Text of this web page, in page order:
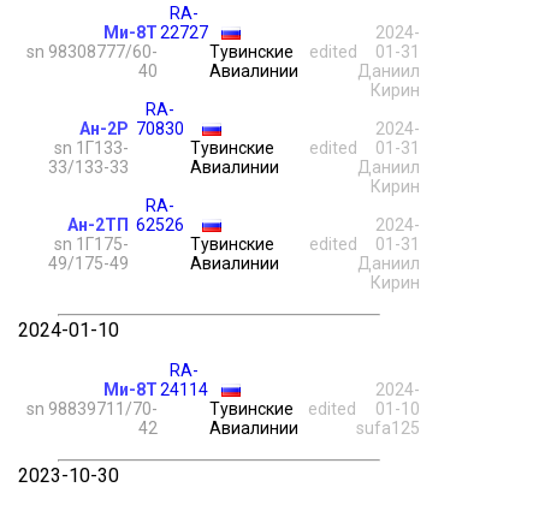
Ми-8Т
sn 98308777/60-
40
RA-
22727
Тувинские
Авиалинии
edited
2024-
01-31
Даниил
Кирин
Ан-2Р
sn 1Г133-
33/133-33
RA-
70830
Тувинские
Авиалинии
edited
2024-
01-31
Даниил
Кирин
Ан-2ТП
sn 1Г175-
49/175-49
RA-
62526
Тувинские
Авиалинии
edited
2024-
01-31
Даниил
Кирин
2024-01-10
Ми-8Т
sn 98839711/70-
42
RA-
24114
Тувинские
Авиалинии
edited
2024-
01-10
sufa125
2023-10-30